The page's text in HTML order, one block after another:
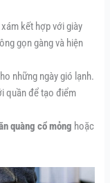
kết hợp với giày
gọn gàng và hiện
những ngày gió lạnh.
quần để tạo điểm
quàng cổ mỏng hoặc